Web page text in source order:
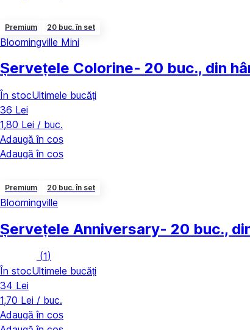
Premium 20 buc. în set
Bloomingville Mini
Șervețele Colorine- 20 buc., din
În stocUltimele bucăți
36 Lei
1,80 Lei / buc.
Adaugă în coș
Adaugă în coș
Premium 20 buc. în set
Bloomingville
Șervețele Anniversary- 20 buc.,
(1)
În stocUltimele bucăți
34 Lei
1,70 Lei / buc.
Adaugă în coș